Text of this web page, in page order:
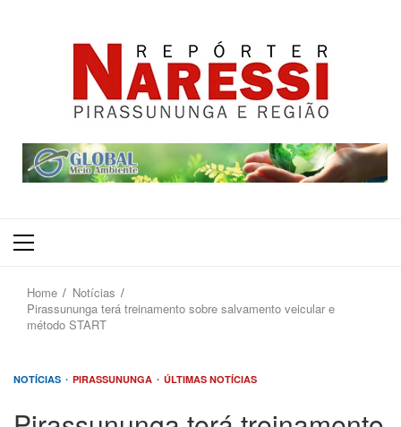
Primary
Home
Notícias
Pirassununga terá treinamento sobre salvamento veicular e
método START
NOTÍCIAS PIRASSUNUNGA ÚLTIMAS NOTÍCIAS